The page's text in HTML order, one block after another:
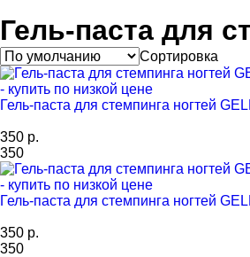
Гель-паста для
Сортировка
Гель-паста для стемпинга ногтей
350 р.
350
Гель-паста для стемпинга ногтей
350 р.
350